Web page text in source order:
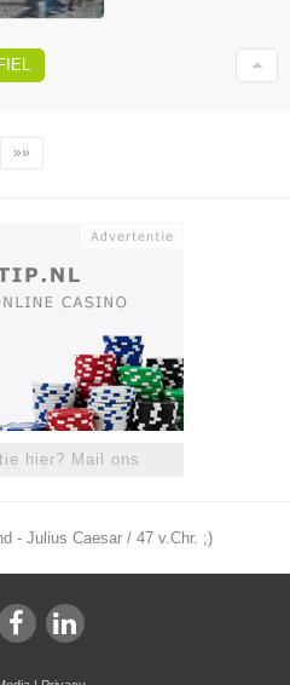
»»
hier? Mail ons
- Julius Caesar / 47 v.Chr. ;)